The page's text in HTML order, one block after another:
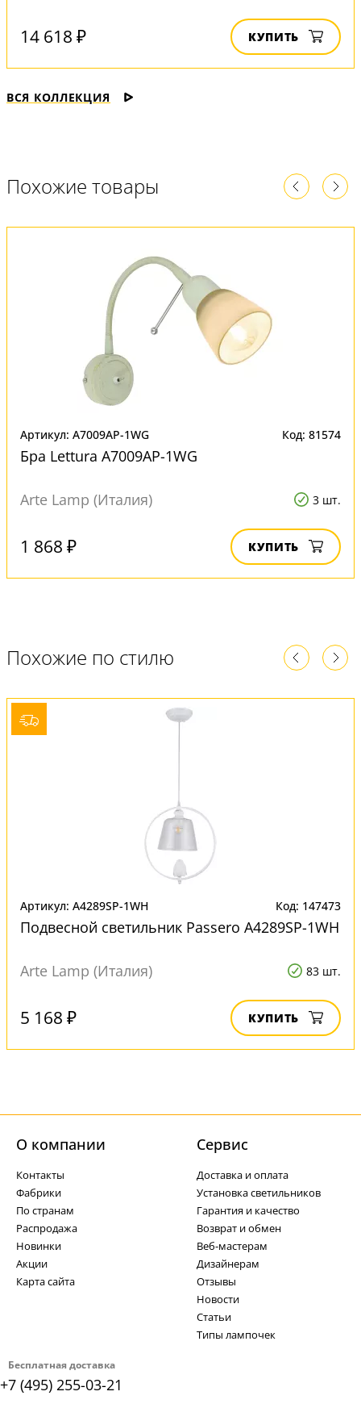
14 618 ₽ КУПИТЬ
ВСЯ КОЛЛЕКЦИЯ
Похожие товары
Артикул: A7009AP-1WG Код: 81574
Бра Lettura A7009AP-1WG
Arte Lamp (Италия) 3 шт.
1 868 ₽ КУПИТЬ
Похожие по стилю
Артикул: A4289SP-1WH Код: 147473
Подвесной светильник Passero A4289SP-1WH
Arte Lamp (Италия) 83 шт.
5 168 ₽ КУПИТЬ
Бесплатная доставка
+7 (495) 255-03-21
О компании
Контакты
Фабрики
По странам
Распродажа
Новинки
Акции
Карта сайта
Cервис
Доставка и оплата
Установка светильников
Гарантия и качество
Возврат и обмен
Веб-мастерам
Дизайнерам
Отзывы
Новости
Статьи
Типы лампочек